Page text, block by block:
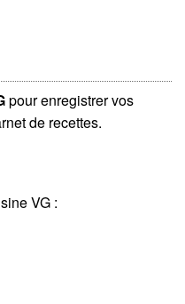
pour enregistrer vos
de recettes.
VG :